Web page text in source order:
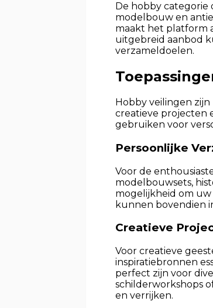
De hobby categorie
modelbouw en
maakt het platform
uitgebreid aanbod
verzameldoelen.
Hobby veilingen
creatieve projecten
gebruiken voor
Persoonlijke
Voor de
modelbouwsets,
mogelijkheid om
kunnen bovendien
Creatieve
Voor creatieve
inspiratiebronnen
perfect zijn voor
schilderworkshops
en verrijken.